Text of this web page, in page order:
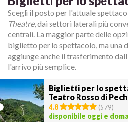
Scegli il posto per l'attuale
Theatre, dai settori laterali più
centrali. La maggior parte delle
biglietto per lo spettacolo, ma una
aggiunge anche il trasferimento
l'arrivo più semplice.
Biglietti per lo
Teatro Rosso di
4.8 (579)
disponibile oggi e